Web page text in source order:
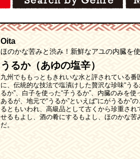
Oita
ほのかな苦みと渋み！新鮮なアユの内臓を
うるか（あゆの塩辛）
九州でももっともきれいな水と評されている
に、伝統的な技法で塩漬けした贅沢な珍味“うる
るか”、白子を使った“子うるか”、内臓のみを使
あるが、地元で“うるか”といえば“にがうるか”
るともいわれ、高級品として古くから珍重さ
せるもよし、酒の肴にするもよし、ほのかな苦
だ。